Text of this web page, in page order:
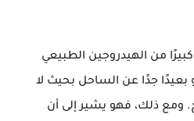
من الهيدروجين الطبيعي
جدًا عن الساحل بحيث لا
ومع ذلك، فهو يشير إلى أن